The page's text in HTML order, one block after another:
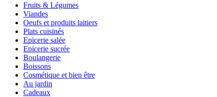
Fruits & Légumes
Viandes
Oeufs et produits laitiers
Plats cuisinés
Epicerie salée
Epicerie sucrée
Boulangerie
Boissons
Cosmétique et bien être
Au jardin
Cadeaux